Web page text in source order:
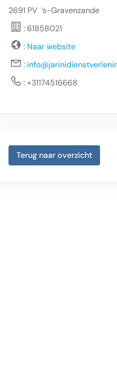
2691 PV ’s-Gravenzande
: 61858021
:Naar website
:
:+31174516668
Terug naar overzicht